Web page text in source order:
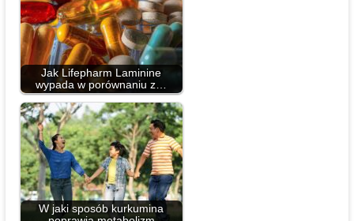
Jak Lifepharm Laminine
wypada w porównaniu z…
W jaki sposób kurkumina